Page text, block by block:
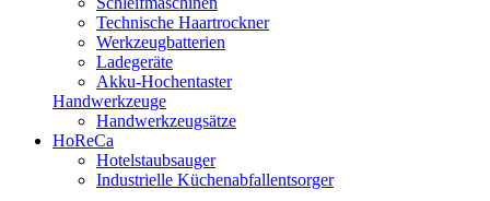
Technische Haartrockner
Werkzeugbatterien
Ladegeräte
Akku-Hochentaster
Handwerkzeuge
Handwerkzeugsätze
HoReCa
Hotelstaubsauger
Industrielle Küchenabfallentsorger